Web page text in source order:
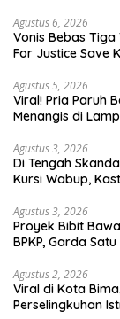
Agustus 6, 2026
Vonis Bebas Tiga
For Justice Save
Agustus 5, 2026
Viral! Pria Paruh
Menangis di
Agustus 3, 2026
Di Tengah
Kursi Wabup,
Agustus 3, 2026
Proyek Bibit
BPKP, Garda
Agustus 2, 2026
Viral di Kota
Perselingkuhan